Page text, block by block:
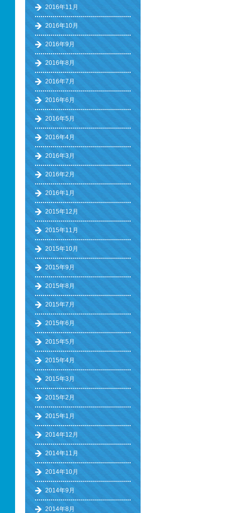
2016年11月
2016年10月
2016年9月
2016年8月
2016年7月
2016年6月
2016年5月
2016年4月
2016年3月
2016年2月
2016年1月
2015年12月
2015年11月
2015年10月
2015年9月
2015年8月
2015年7月
2015年6月
2015年5月
2015年4月
2015年3月
2015年2月
2015年1月
2014年12月
2014年11月
2014年10月
2014年9月
2014年8月